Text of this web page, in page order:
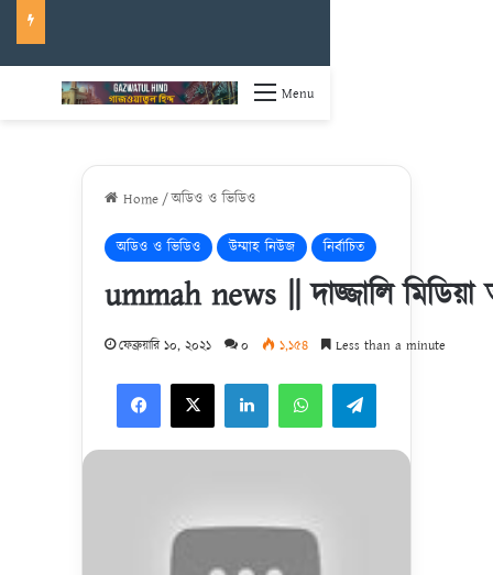
Menu
Home /অডিও ও ভিডিও
অডিও ও ভিডিও উম্মাহ নিউজ নির্বাচিত
ummah news || দাজ্জালি
ফেব্রুয়ারি ১০, ২০২১ ০ ১,১৫৪ Less than a minute